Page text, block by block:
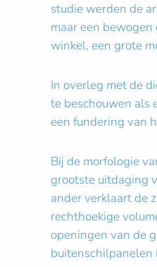
studie werden de
maar een
winkel, een grote
In overleg met de
te beschouwen als
een fundering van
Bij de morfologie
grootste uitdaging
ander verklaart de
rechthoekige
openingen van de
buitenschilpanelen